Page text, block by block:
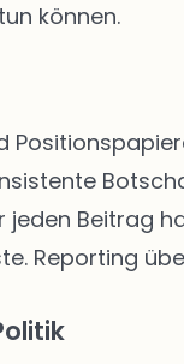
können.
Beitrag
Reporting